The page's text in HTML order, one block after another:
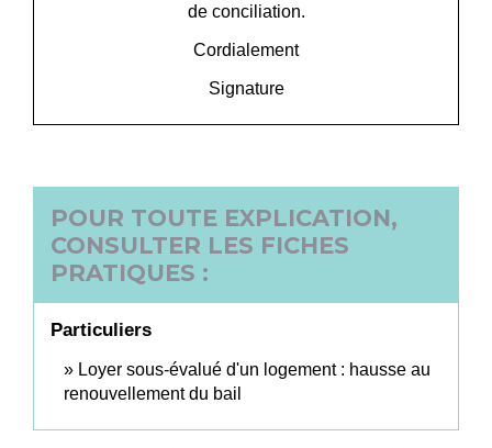
de conciliation.
Cordialement
Signature
POUR TOUTE EXPLICATION,
CONSULTER LES FICHES
PRATIQUES :
Particuliers
Loyer sous-évalué d'un logement : hausse au
renouvellement du bail